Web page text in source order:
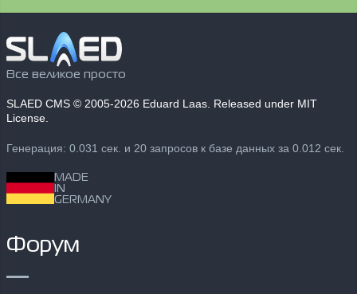
Все великое просто
SLAED CMS © 2005-2026 Eduard Laas. Released under MIT
License.
Генерация: 0.031 сек. и 20 запросов к базе данных за 0.012 сек.
MADE
IN
GERMANY
Форум